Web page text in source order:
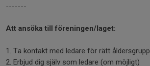
-------
Att ansöka till föreningen/laget:
1. Ta kontakt med ledare för rätt åldersgrupp
2. Erbjud dig själv som ledare (om möjligt)